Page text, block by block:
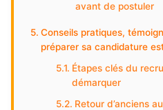
avant de postuler
Conseils pratiques,
préparer sa candidature
Étapes clés du
démarquer
Retour d’anciens